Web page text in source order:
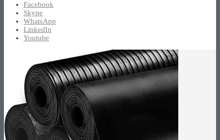
Facebook
Skype
WhatsApp
LinkedIn
Youtube